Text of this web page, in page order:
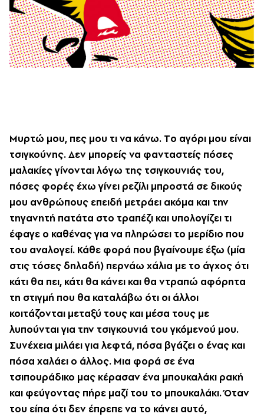
Μυρτώ μου, πες μου τι να κάνω. Tο αγόρι μου είναι
τσιγκούνης. Δεν μπορείς να φανταστείς πόσες
μαλακίες γίνονται λόγω της τσιγκουνιάς του,
πόσες φορές έχω γίνει ρεζίλι μπροστά σε δικούς
μου ανθρώπους επειδή μετράει ακόμα και την
τηγανητή πατάτα στο τραπέζι και υπολογίζει τι
έφαγε ο καθένας για να πληρώσει το μερίδιο που
του αναλογεί. Κάθε φορά που βγαίνουμε έξω (μία
στις τόσες δηλαδή) περνάω χάλια με το άγχος ότι
κάτι θα πει, κάτι θα κάνει και θα ντραπώ αφόρητα
τη στιγμή που θα καταλάβω ότι οι άλλοι
κοιτάζονται μεταξύ τους και μέσα τους με
λυπούνται για την τσιγκουνιά του γκόμενού μου.
Συνέχεια μιλάει για λεφτά, πόσα βγάζει ο ένας και
πόσα χαλάει ο άλλος. Μια φορά σε ένα
τσιπουράδικο μας κέρασαν ένα μπουκαλάκι ρακή
και φεύγοντας πήρε μαζί του το μπουκαλάκι. Όταν
του είπα ότι δεν έπρεπε να το κάνει αυτό,